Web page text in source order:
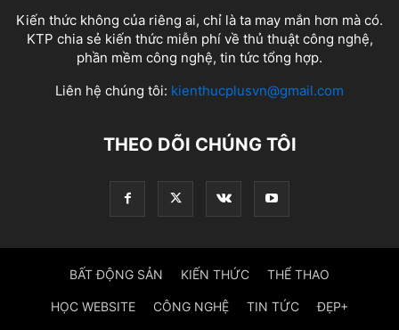
Kiến thức không của riêng ai, chỉ là ta may mắn hơn mà có.
KTP chia sẻ kiến thức miễn phí về thủ thuật công nghệ,
phần mềm công nghệ, tin tức tổng hợp.
Liên hệ chúng tôi: kienthucplusvn@gmail.com
THEO DÕI CHÚNG TÔI
BẤT ĐỘNG SẢN KIẾN THỨC THỂ THAO
HỌC WEBSITE CÔNG NGHỆ TIN TỨC ĐẸP+